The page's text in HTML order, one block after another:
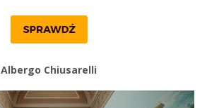
Albergo Chiusarelli